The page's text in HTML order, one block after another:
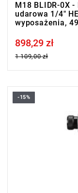
M18 BLIDR-0X
udarowa 1/4"
wyposażenia,
Price tax included
898,29 zł
1 109,00 zł
Bardzo wydajna,
bezszczotkowym,
majsterkowiczów.
Kup produkt objęty
zarejestruj fakturę i
Promocja
Sprawdź szczegóły
-15%